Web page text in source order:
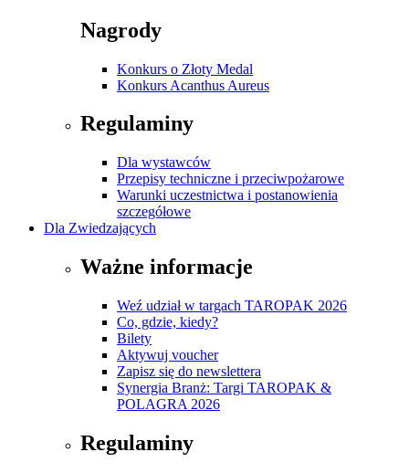
Nagrody
Konkurs o Złoty Medal
Konkurs Acanthus Aureus
Regulaminy
Dla wystawców
Przepisy techniczne i przeciwpożarowe
Warunki uczestnictwa i postanowienia
szczegółowe
Dla Zwiedzających
Ważne informacje
Weź udział w targach TAROPAK 2026
Co, gdzie, kiedy?
Bilety
Aktywuj voucher
Zapisz się do newslettera
Synergia Branż: Targi TAROPAK &
POLAGRA 2026
Regulaminy